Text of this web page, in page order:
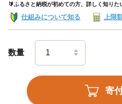
🔰ふるさと納税が初めての方、詳しく知りた
仕組みについて知る 上限
数量
寄